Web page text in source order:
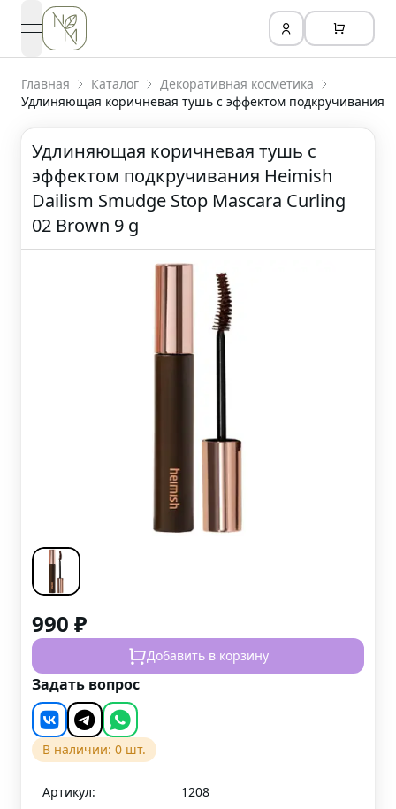
open navigation menu
Главная Каталог
Декоративная косметика
Удлиняющая коричневая тушь с эффектом подкручивания
Удлиняющая коричневая тушь с
эффектом подкручивания Heimish
Dailism Smudge Stop Mascara Curling
02 Brown 9 g
Артикул:
1208
990 ₽
Добавить в корзину
Задать вопрос
В наличии: 0 шт.